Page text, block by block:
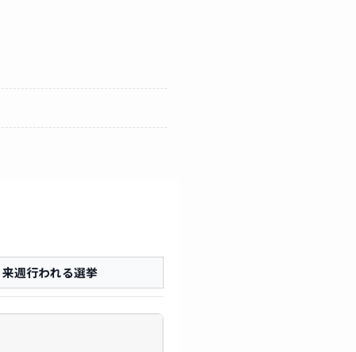
来週行われる選挙